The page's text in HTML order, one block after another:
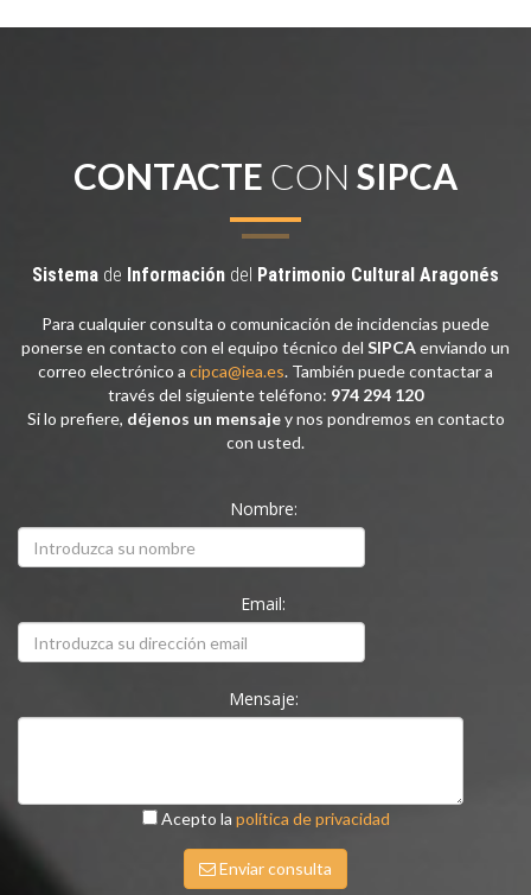
CONTACTE CON SIPCA
Sistema de Información del Patrimonio Cultural Aragonés
Para cualquier consulta o comunicación de incidencias puede
ponerse en contacto con el equipo técnico del SIPCAenviando un
correo electrónico a cipca@iea.es. También puede contactar a
través del siguiente teléfono: 974 294 120
Si lo prefiere, déjenos un mensajey nos pondremos en contacto
con usted.
Nombre:
Email:
Mensaje:
Acepto la política de privacidad
Enviar consulta